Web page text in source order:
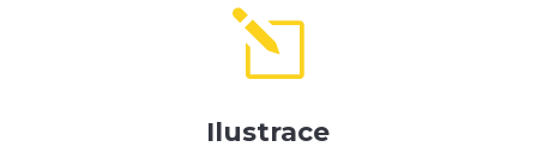
l
Ilustrace